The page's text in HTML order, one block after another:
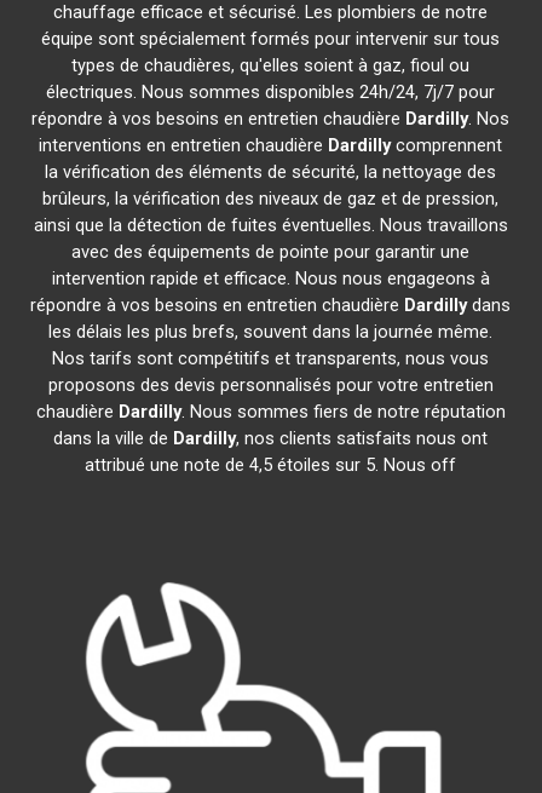
chauffage efficace et sécurisé. Les plombiers de notre
équipe sont spécialement formés pour intervenir sur tous
types de chaudières, qu'elles soient à gaz, fioul ou
électriques. Nous sommes disponibles 24h/24, 7j/7 pour
répondre à vos besoins en entretien chaudière Dardilly. Nos
interventions en entretien chaudière Dardillycomprennent
la vérification des éléments de sécurité, la nettoyage des
brûleurs, la vérification des niveaux de gaz et de pression,
ainsi que la détection de fuites éventuelles. Nous travaillons
avec des équipements de pointe pour garantir une
intervention rapide et efficace. Nous nous engageons à
répondre à vos besoins en entretien chaudière Dardillydans
les délais les plus brefs, souvent dans la journée même.
Nos tarifs sont compétitifs et transparents, nous vous
proposons des devis personnalisés pour votre entretien
chaudière Dardilly. Nous sommes fiers de notre réputation
dans la ville de Dardilly, nos clients satisfaits nous ont
attribué une note de 4,5 étoiles sur 5. Nous off